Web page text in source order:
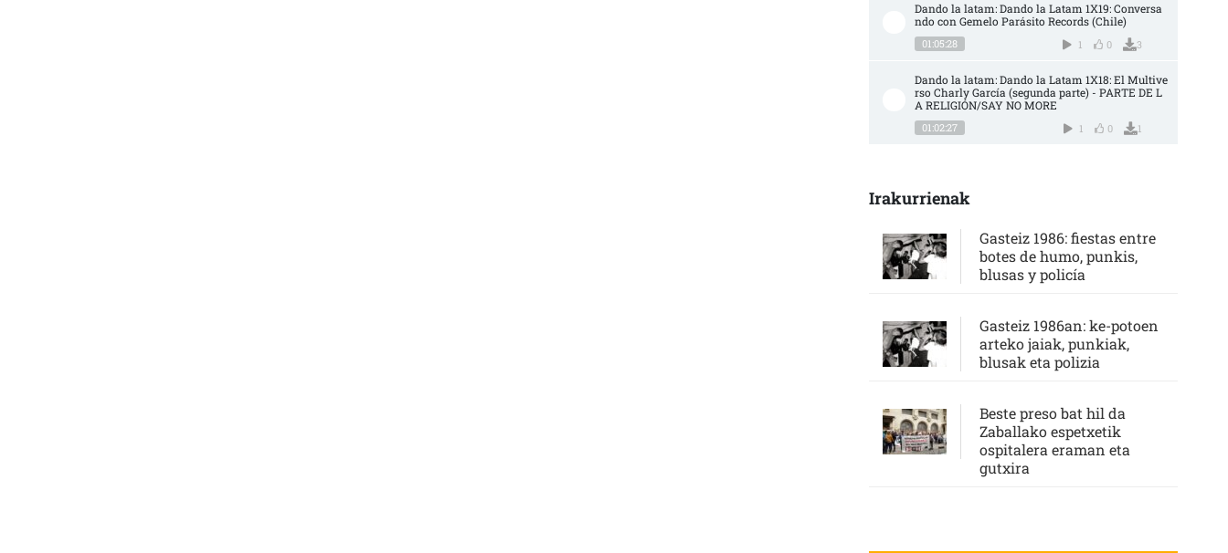
Dando la latam: Dando la Latam 1X19: Conversa
ndo con Gemelo Parásito Records (Chile)
01:05:28 1 0 3
Dando la latam: Dando la Latam 1X18: El Multive
rso Charly García (segunda parte) - PARTE DE L
A RELIGIÓN/SAY NO MORE
01:02:27 1 0 1
Irakurrienak
Gasteiz 1986: fiestas entre
botes de humo, punkis,
blusas y policía
Gasteiz 1986an: ke-potoen
arteko jaiak, punkiak,
blusak eta polizia
Beste preso bat hil da
Zaballako espetxetik
ospitalera eraman eta
gutxira